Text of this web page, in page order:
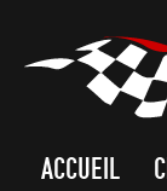
ACCUEIL